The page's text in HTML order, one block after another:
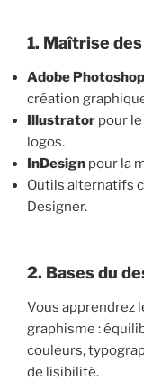
1. Maîtrise
Adobe Photoshop
création
Illustrator pour
logos.
InDesign pour la
Outils alternatifs
Designer.
2. Bases du
Vous apprendrez
graphisme :
couleurs,
de lisibilité.